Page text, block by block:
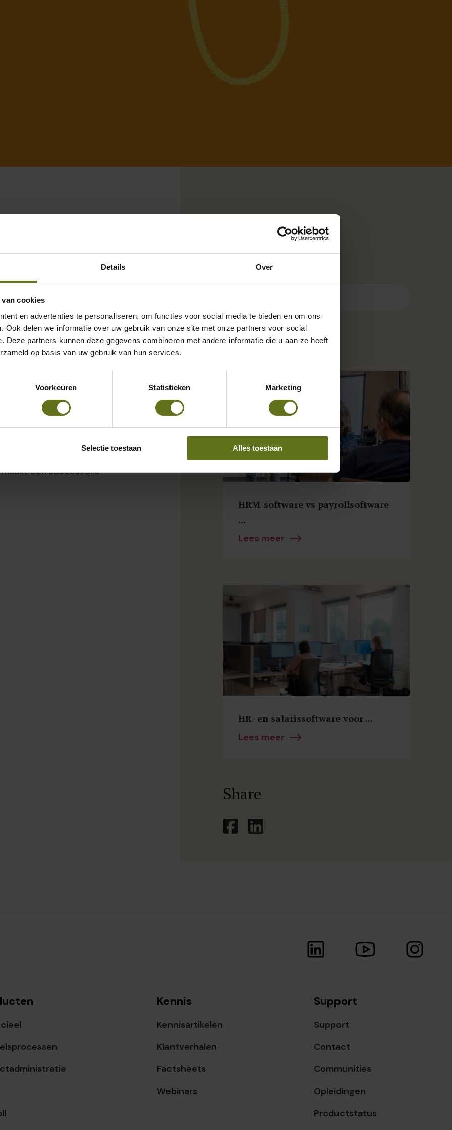
Details Over
cookies
en advertenties te personaliseren, om functies voor social media te bieden en om ons
Ook delen we informatie over uw gebruik van onze site met onze partners voor social
Deze partners kunnen deze gegevens combineren met andere informatie die u aan ze heeft
op basis van uw gebruik van hun services.
Voorkeuren Statistieken Marketing
Selectie toestaan Alles toestaan
organisatie flexibeler en
die een groot
bijvoorbeeld beter
tool om bedrijfsprocessen te
verwerking van gegevens
werkzaamheden, reduceert
om de implementatie
Ze helpen bij het
urgentie bij collega’s, zodat
een succesvolle
Zoeken
Recent nieuws:
HRM-software vs payrollsoftware
...
Lees meer
HR- en salarissoftware voor ...
Lees meer
Share
Kennis
Kennisartikelen
Klantverhalen
Factsheets
Webinars
Support
Support
Contact
Communities
Opleidingen
Productstatus